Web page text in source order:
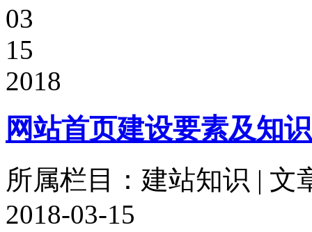
03
15
2018
网站首页建设要素及知
所属栏目：建站知识 | 文
2018-03-15